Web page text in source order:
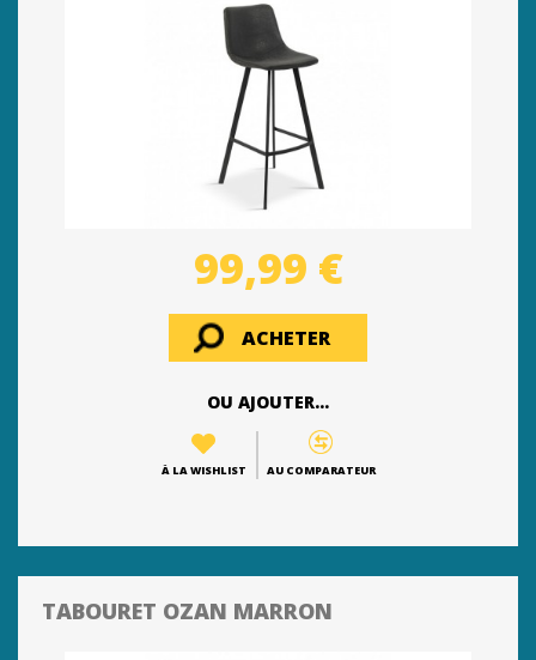
99,99 €
ACHETER
OU AJOUTER...
À LA WISHLIST AU COMPARATEUR
TABOURET OZAN MARRON